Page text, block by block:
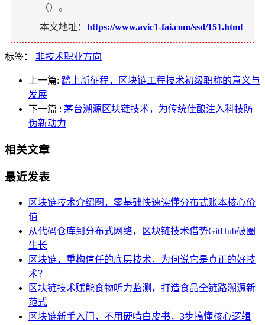
（）。
本文地址： https://www.avic1-fai.com/ssd/151.html
标签： 非技术职业方向
上一篇: 踏上新征程，区块链工程技术初级职称的意义与
发展
下一篇 : 茅台溯源区块链技术，为传统佳酿注入科技防
伪新动力
相关文章
最近发表
区块链技术介绍图，零基础快速读懂分布式账本核心价
值
从代码仓库到分布式网络，区块链技术借势GitHub破圈
生长
区块链，重构信任的底层技术，为何说它是真正的好技
术？
区块链技术赋能食物听力监测，打造食品全链路溯源新
范式
区块链新手入门，不用硬啃白皮书，3步搞懂核心逻辑